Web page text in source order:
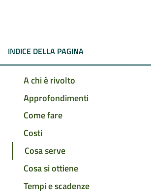
INDICE DELLA PAGINA
A chi è rivolto
Approfondimenti
Come fare
Costi
Cosa serve
Cosa si ottiene
Tempi e scadenze